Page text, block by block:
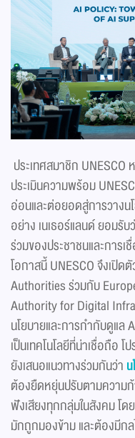
ประเทศสมาชิก UNESCO
ประเมินความพร้อม
อ่อนและต่อยอดสู่การวาง
อย่าง เนเธอร์แลนด์ ยอมรั
ร่วมของประชาชนและการเ
โอกาสนี้ UNESCO จึงเปิ
Authorities ร่วมกับ
Authority for Digital
นโยบายและการกำกับดูแ
เป็นเทคโนโลยีที่น่าเชื่อถือ
ยังเสนอแนวทางร่วมกันว่า
ต้องยืดหยุ่นปรับตามความก้
ฟังเสียงทุกกลุ่มในสังคม โ
มักถูกมองข้าม และต้องมีก